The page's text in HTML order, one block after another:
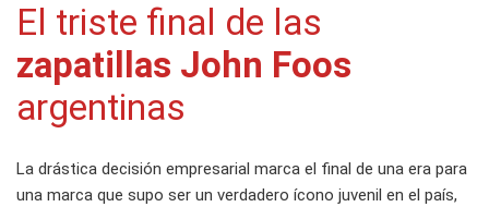
El triste final de las
zapatillas John Foos
argentinas
La drástica decisión empresarial marca el final de una era para
una marca que supo ser un verdadero ícono juvenil en el país,